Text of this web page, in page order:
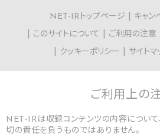
NET-IRトップページ キャン
このサイトについて
ご利用の注意
クッキーポリシー
サイトマ
ご利用上の
NET-IRは収録コンテンツの内容について
切の責任を負うものではありません。